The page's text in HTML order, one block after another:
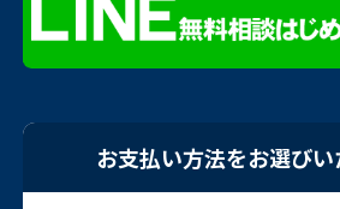
お支払い方法をお選び